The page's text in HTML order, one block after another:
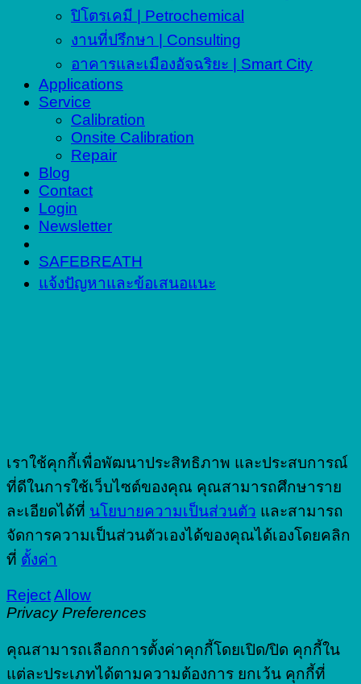
ปิโตรเคมี | Petrochemical
งานที่ปรึกษา | Consulting
อาคารและเมืองอัจฉริยะ | Smart City
Applications
Service
Calibration
Onsite Calibration
Repair
Blog
Contact
Login
Newsletter
SAFEBREATH
แจ้งปัญหาและข้อเสนอแนะ
เราใช้คุกกี้เพื่อพัฒนาประสิทธิภาพ และประสบการณ์
ที่ดีในการใช้เว็บไซต์ของคุณ คุณสามารถศึกษาราย
ละเอียดได้ที่ นโยบายความเป็นส่วนตัว และสามารถ
จัดการความเป็นส่วนตัวเองได้ของคุณได้เองโดยคลิก
ที่ ตั้งค่า
RejectAllow
Privacy Preferences
คุณสามารถเลือกการตั้งค่าคุกกี้โดยเปิด/ปิด คุกกี้ใน
แต่ละประเภทได้ตามความต้องการ ยกเว้น คุกกี้ที่